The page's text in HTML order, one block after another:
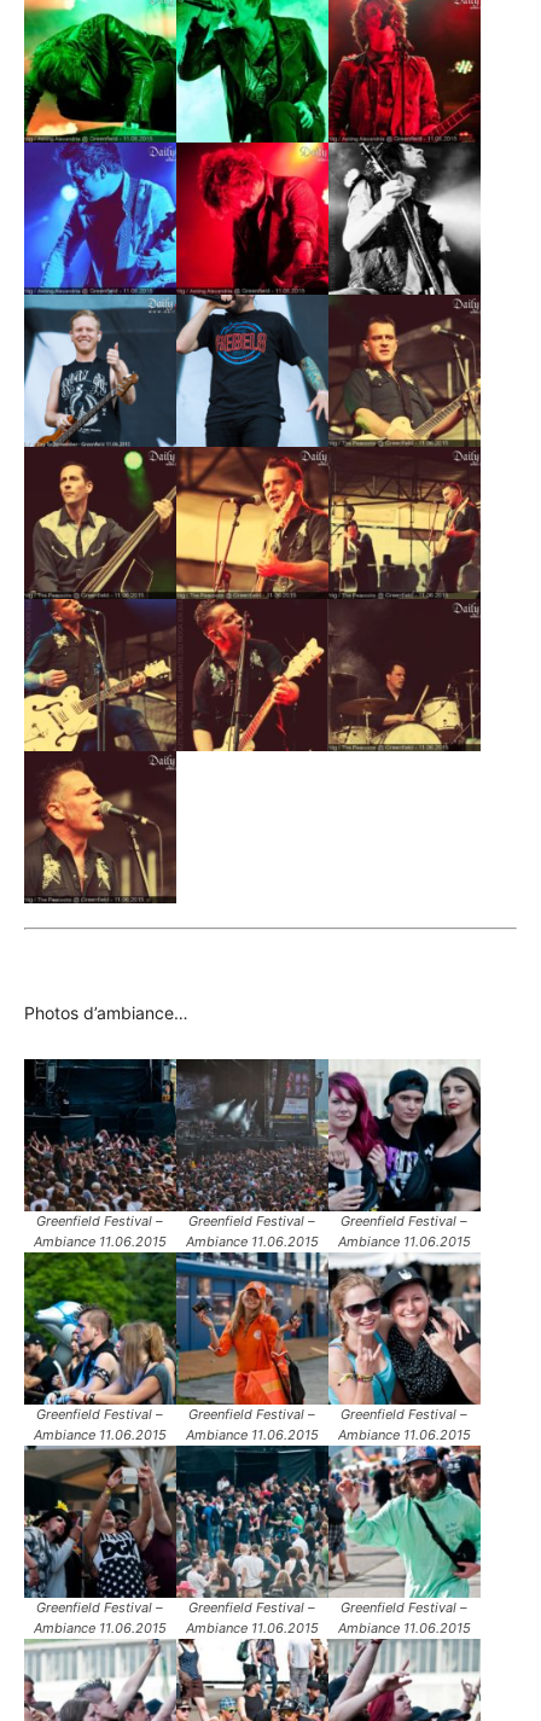
Photos d’ambiance…
Greenfield Festival –
Ambiance 11.06.2015
Greenfield Festival –
Ambiance 11.06.2015
Greenfield Festival –
Ambiance 11.06.2015
Greenfield Festival –
Ambiance 11.06.2015
Greenfield Festival –
Ambiance 11.06.2015
Greenfield Festival –
Ambiance 11.06.2015
Greenfield Festival –
Ambiance 11.06.2015
Greenfield Festival –
Ambiance 11.06.2015
Greenfield Festival –
Ambiance 11.06.2015